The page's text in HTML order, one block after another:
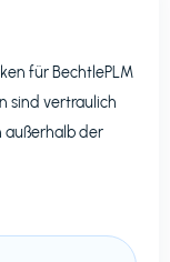
für BechtlePLM
sind vertraulich
außerhalb der